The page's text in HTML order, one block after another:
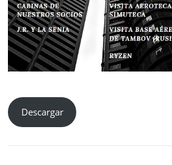
Descargar